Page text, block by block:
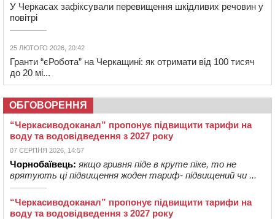
У Черкасах зафіксували перевищення шкідливих речовин у
повітрі
25 ЛЮТОГО 2026, 20:42
Гранти “єРобота” на Черкащині: як отримати від 100 тисяч
до 20 мі...
ОБГОВОРЕННЯ
“Черкасиводоканал” пропонує підвищити тарифи на
воду та водовідведення з 2027 року
07 СЕРПНЯ 2026, 14:57
Чорнобаївець: якщо гривня піде в круте піке, то не
врятують ці підвищення жоден тариф- підвищений чи ...
“Черкасиводоканал” пропонує підвищити тарифи на
воду та водовідведення з 2027 року